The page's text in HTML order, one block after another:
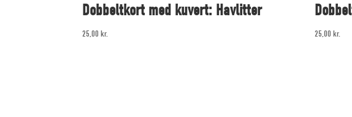
Dobbeltkort med kuvert: Havlitter
25,00kr. 25,00 kr.